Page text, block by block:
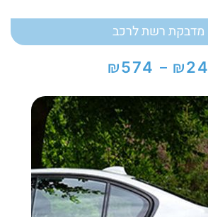
מדבקת רשת לרכב
₪24
–
₪574
טווח
⁦₪24⁩
עד
⁦₪574⁩